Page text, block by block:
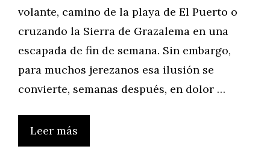
volante, camino de la playa de El Puerto o
cruzando la Sierra de Grazalema en una
escapada de fin de semana. Sin embargo,
para muchos jerezanos esa ilusión se
convierte, semanas después, en dolor …
Leer más